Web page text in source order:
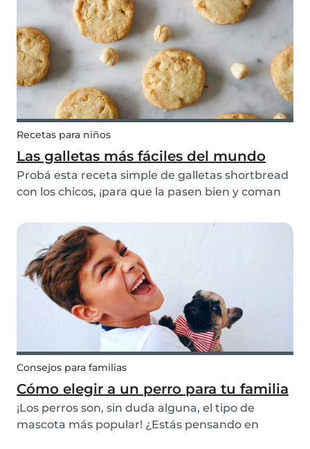
conocer cómo son esas capas y cómo influyen en
los fenó...
Recetas para niños
Las galletas más fáciles del mundo
Probá esta receta simple de galletas shortbread
con los chicos, ¡para que la pasen bien y coman
haciéndoles cortar las galletas con moldes de
diferentes figuras, o añadiendo chispas de
chocolate...
Consejos para familias
Cómo elegir a un perro para tu familia
¡Los perros son, sin duda alguna, el tipo de
mascota más popular! ¿Estás pensando en